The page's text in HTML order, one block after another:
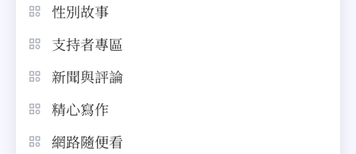
性別故事
支持者專區
新聞與評論
精心寫作
網路隨便看